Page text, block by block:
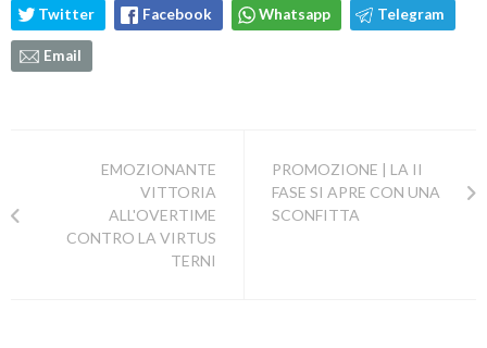
Twitter Facebook Whatsapp Telegram
Email
EMOZIONANTE
VITTORIA
ALL'OVERTIME
CONTRO LA VIRTUS
TERNI
PROMOZIONE | LA II
FASE SI APRE CON UNA
SCONFITTA